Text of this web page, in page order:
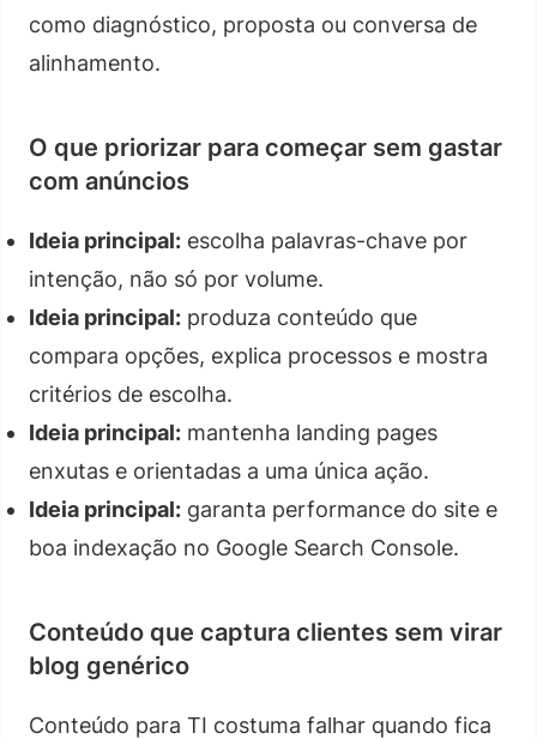
como diagnóstico, proposta ou conversa de
alinhamento.
O que priorizar para começar sem gastar
com anúncios
Ideia principal: escolha palavras-chave por
intenção, não só por volume.
Ideia principal: produza conteúdo que
compara opções, explica processos e mostra
critérios de escolha.
Ideia principal: mantenha landing pages
enxutas e orientadas a uma única ação.
Ideia principal: garanta performance do site e
boa indexação no Google Search Console.
Conteúdo que captura clientes sem virar
blog genérico
Conteúdo para TI costuma falhar quando fica